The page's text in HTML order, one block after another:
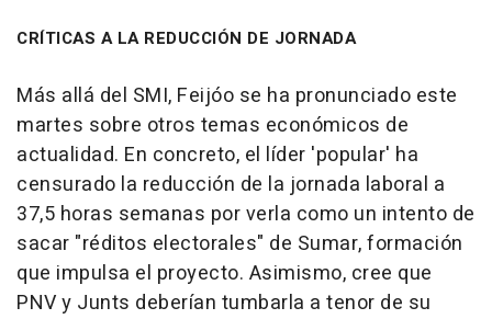
CRÍTICAS A LA REDUCCIÓN DE JORNADA
Más allá del SMI, Feijóo se ha pronunciado este
martes sobre otros temas económicos de
actualidad. En concreto, el líder 'popular' ha
censurado la reducción de la jornada laboral a
37,5 horas semanas por verla como un intento de
sacar "réditos electorales" de Sumar, formación
que impulsa el proyecto. Asimismo, cree que
PNV y Junts deberían tumbarla a tenor de su